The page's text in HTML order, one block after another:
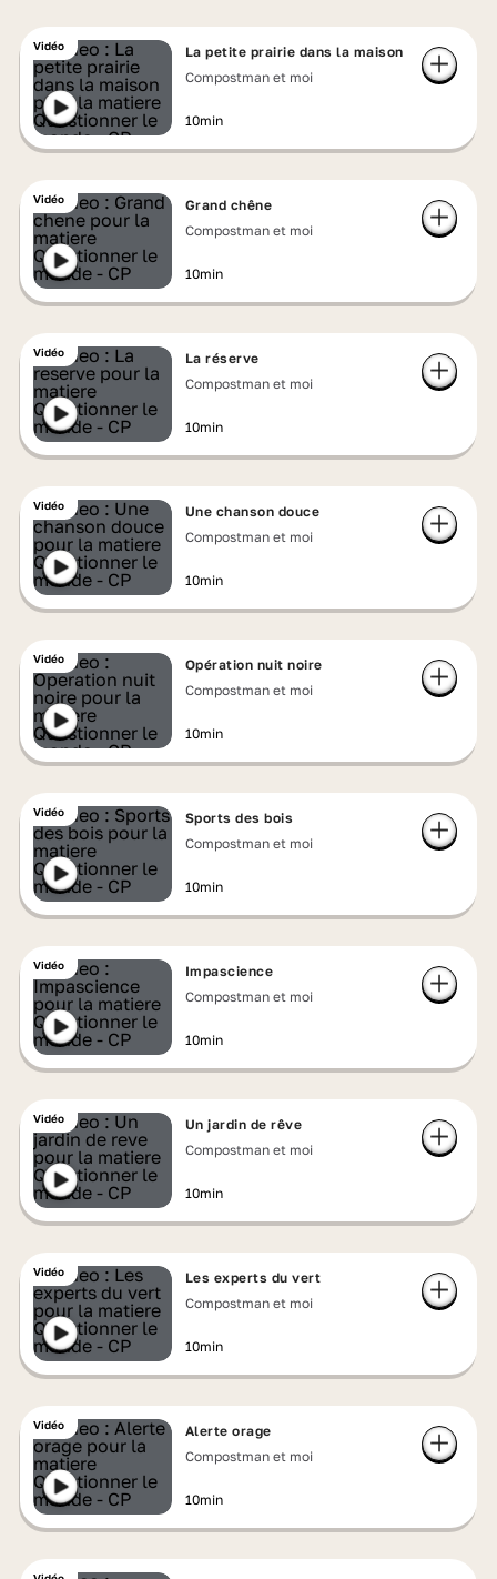
incroyable pleine de découvertes ! 🦟🌻🐔🌳
👉 Retrouve plus d'histoires de
Compostmanen téléchargeant l'application
Okoo (disponible sous Android, iOS et
Android TV) et dans l’offre jeunesse de
Vidéo
La petite prairie dans la maison
Compostman et moi
10min
Vidéo
Grand chêne
Compostman et moi
10min
Vidéo
La réserve
Compostman et moi
10min
Vidéo
Une chanson douce
Compostman et moi
10min
Vidéo
Opération nuit noire
Compostman et moi
10min
Vidéo
Sports des bois
Compostman et moi
10min
Vidéo
Impascience
Compostman et moi
10min
Vidéo
Un jardin de rêve
Compostman et moi
10min
Vidéo
Les experts du vert
Compostman et moi
10min
Vidéo
Alerte orage
Compostman et moi
10min